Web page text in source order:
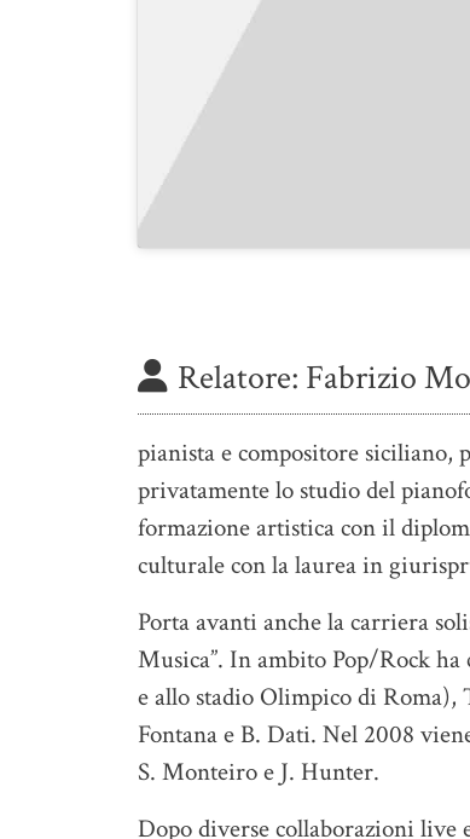
Relatore: Fabrizio
pianista e compositore siciliano,
privatamente lo studio del
formazione artistica con il
culturale con la laurea in
Porta avanti anche la carriera
Musica”. In ambito Pop/Rock ha
e allo stadio Olimpico di Roma),
Fontana e B. Dati. Nel 2008
S. Monteiro e J. Hunter.
Dopo diverse collaborazioni live